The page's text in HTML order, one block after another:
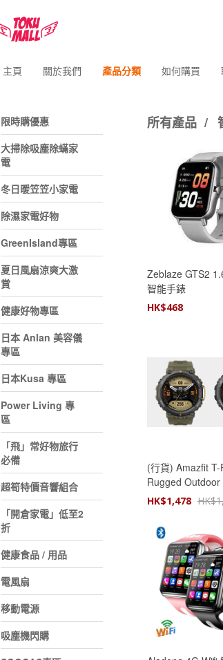
主頁 關於我們 產品分類 如何購買
限時購優惠
大掃除吸塵除蟎家
電
冬日暖笠笠小家電
除濕家電好物
GreenIsland專區
夏日風扇涼爽大激
賞
健康好物專區
日本 Anlan 美容儀
專區
日本Kusa 專區
Power Living 專
區
「飛」常好物旅行
必備
超筍特價音響組合
「開倉家電」低至2
折
健康食品 / 用品
電風扇
移動電源
吸塵機閃購
所有產品 /
Zeblaze GTS2
智能手錶
HK$468
(行貨) Amazfit T-
Rugged Outdoor
Smartwatch 智
HK$1,478 HK$